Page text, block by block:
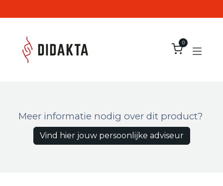
0
Meer informatie nodig over dit product?
Vind hier jouw persoonlijke adviseur